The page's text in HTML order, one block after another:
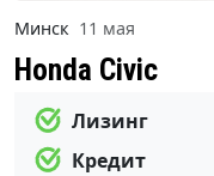
Минск 11 мая
Honda Civic
Лизинг
Кредит